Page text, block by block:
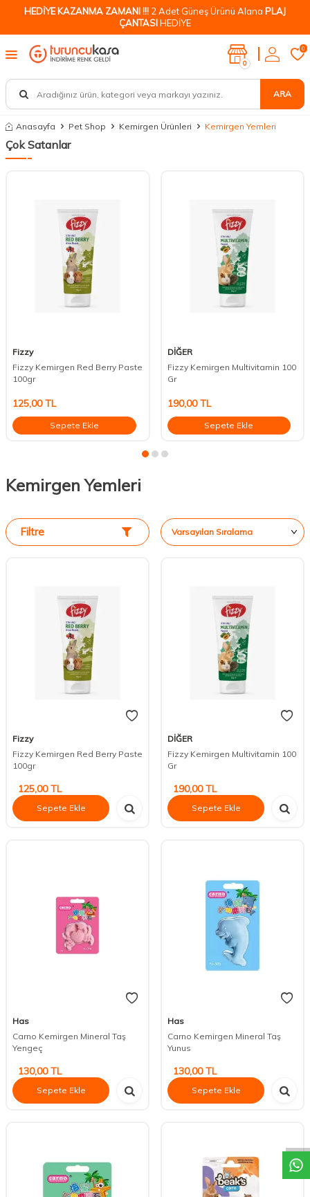
HEDİYE KAZANMA ZAMANI !!! 2 Adet Güneş Ürünü Alana PLAJ
ÇANTASIHEDİYE
ARA
0
0
Anasayfa Pet Shop Kemirgen Ürünleri Kemirgen Yemleri
Çok Satanlar
Fizzy
Fizzy Kemirgen Red Berry Paste
100gr
125,00TL
Sepete Ekle
DİĞER
Fizzy Kemirgen Multivitamin 100
Gr
190,00TL
Sepete Ekle
Kemirgen Yemleri
Filtre
Fizzy
Fizzy Kemirgen Red Berry Paste
100gr
125,00TL
Sepete Ekle
DİĞER
Fizzy Kemirgen Multivitamin 100
Gr
190,00TL
Sepete Ekle
Has
Carno Kemirgen Mineral Taş
Yengeç
130,00TL
Sepete Ekle
Has
Carno Kemirgen Mineral Taş
Yunus
130,00TL
Sepete Ekle